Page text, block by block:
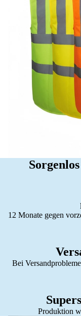
12 Monate gegen
Bei
Produktion